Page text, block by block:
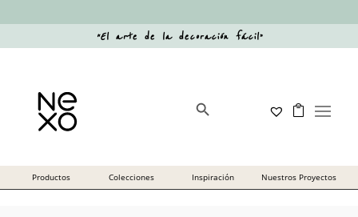
“El arte de la decoración fácil”